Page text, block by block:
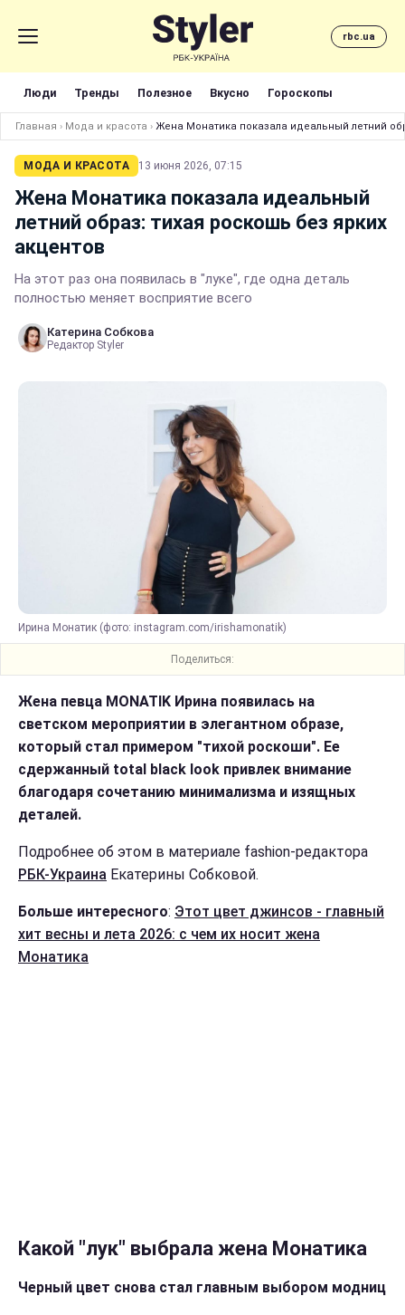
rbc.ua
Люди Тренды Полезное Вкусно Гороскопы
Главная › Мода и красота › Жена Монатика показала идеальный летний
МОДА И КРАСОТА 13 июня 2026, 07:15
Жена Монатика показала идеальный
летний образ: тихая роскошь без ярких
акцентов
На этот раз она появилась в "луке", где одна деталь
полностью меняет восприятие всего
Катерина Собкова
Редактор Styler
Ирина Монатик (фото: instagram.com/irishamonatik)
Поделиться:
Жена певца MONATIK Ирина появилась на
светском мероприятии в элегантном образе,
который стал примером "тихой роскоши". Ее
сдержанный total black look привлек внимание
благодаря сочетанию минимализма и изящных
деталей.
Подробнее об этом в материале fashion-редактора
РБК-Украина Екатерины Собковой.
Больше интересного: Этот цвет джинсов - главный
хит весны и лета 2026: с чем их носит жена
Монатика
Какой "лук" выбрала жена Монатика
Черный цвет снова стал главным выбором модниц